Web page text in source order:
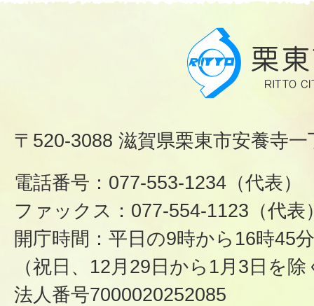
〒520-3088 滋賀県栗東市安養寺
電話番号：077-553-1234（代表）
ファックス：077-554-1123（代表
開庁時間：平日の9時から16時45分
（祝日、12月29日から1月3日を除
法人番号7000020252085